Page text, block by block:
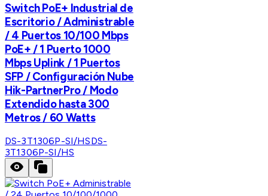
Switch PoE+ Industrial de
Escritorio / Administrable
/ 4 Puertos 10/100 Mbps
PoE+ / 1 Puerto 1000
Mbps Uplink / 1 Puertos
SFP / Configuración Nube
Hik-PartnerPro / Modo
Extendido hasta 300
Metros / 60 Watts
DS-3T1306P-SI/HSDS-
3T1306P-SI/HS